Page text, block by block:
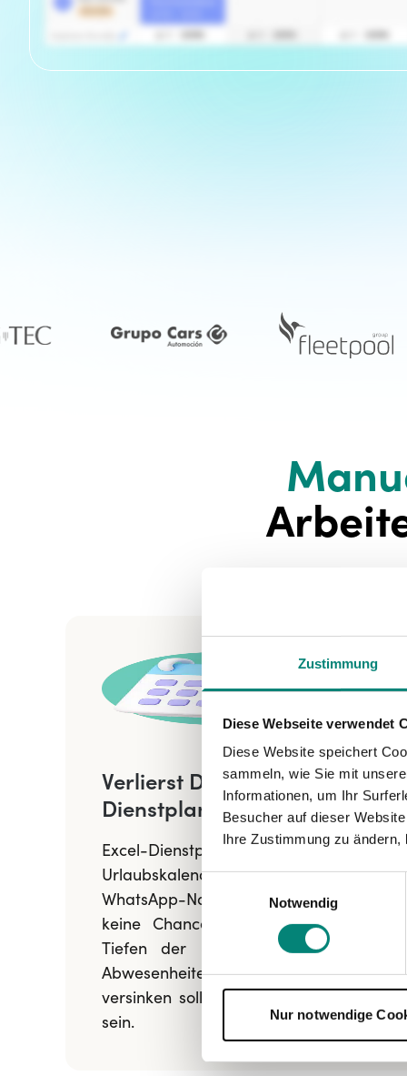
Zustimmung
Diese Webseite verwendet
Diese Website speichert
sammeln, wie Sie mit
Informationen, um Ihr
Besucher auf dieser
Ihre Zustimmung zu ändern,
Einwilligungsauswahl
Notwendig
Nur notwendige
Verlierst Du Stunden bei der
Dienstplanung?
Excel-Dienstpläne. Ausgehängte
Urlaubskalender an der Pinnwand.
WhatsApp-Nachrichten – Da hast du
keine Chance. Stundenlang in den
Tiefen der Schichtplanung und in
Abwesenheitensgenehmigungen zu
versinken sollte nicht Dein Vollzeitjob
sein.